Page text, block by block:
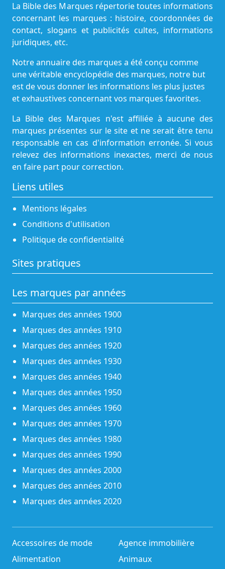
La Bible des Marques répertorie toutes informations
concernant les marques : histoire, coordonnées de
contact, slogans et publicités cultes, informations
juridiques, etc.
Notre annuaire des marques a été conçu comme
une véritable encyclopédie des marques, notre but
est de vous donner les informations les plus justes
et exhaustives concernant vos marques favorites.
La Bible des Marques n'est affiliée à aucune des
marques présentes sur le site et ne serait être tenu
responsable en cas d'information erronée. Si vous
relevez des informations inexactes, merci de nous
en faire part pour correction.
Liens utiles
Mentions légales
Conditions d'utilisation
Politique de confidentialité
Sites pratiques
Les marques par années
Marques des années 1900
Marques des années 1910
Marques des années 1920
Marques des années 1930
Marques des années 1940
Marques des années 1950
Marques des années 1960
Marques des années 1970
Marques des années 1980
Marques des années 1990
Marques des années 2000
Marques des années 2010
Marques des années 2020
Accessoires de mode
Agence immobilière
Alimentation
Animaux